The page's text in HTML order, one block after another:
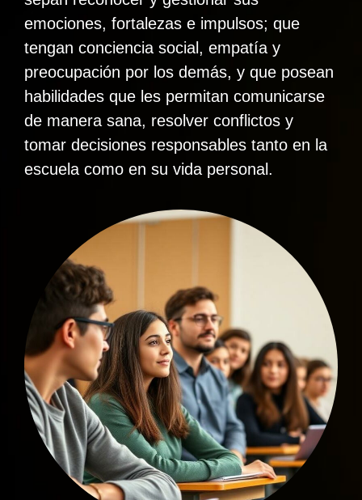
emociones, fortalezas e impulsos; que
tengan conciencia social, empatía y
preocupación por los demás, y que posean
habilidades que les permitan comunicarse
de manera sana, resolver conflictos y
tomar decisiones responsables tanto en la
escuela como en su vida personal.